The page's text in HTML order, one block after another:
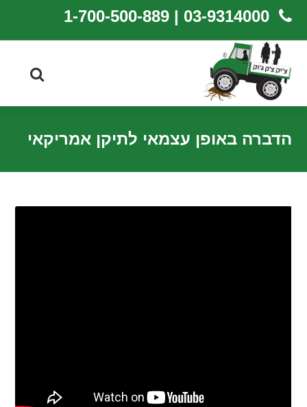
03-9314000 | 1-700-500-889
הדברה באופן עצמאי לתיקן אמריקאי